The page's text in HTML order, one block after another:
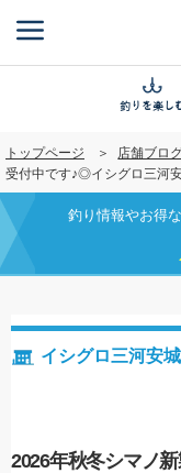
ン
ツ
に
移
動
釣りを楽し
トップページ 店舗ブロ
受付中です♪◎イシグロ三河
釣り情報やお得
イシグロ三河安
2026年秋冬シマノ